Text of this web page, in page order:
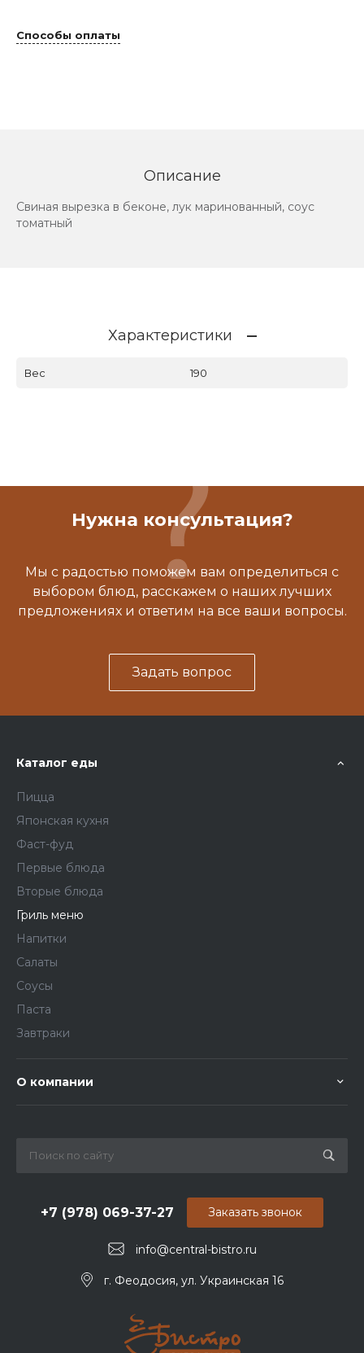
Способы оплаты
Описание
Свиная вырезка в беконе, лук маринованный, соус
томатный
Характеристики
Вес 190
Нужна консультация?
Мы с радостью поможем вам определиться с
выбором блюд, расскажем о наших лучших
предложениях и ответим на все ваши вопросы.
Задать вопрос
Каталог еды
Пицца
Японская кухня
Фаст-фуд
Первые блюда
Вторые блюда
Гриль меню
Напитки
Салаты
Соусы
Паста
Завтраки
О компании
info@central-bistro.ru
+7 (978) 069-37-27
г. Феодосия, ул. Украинская 16
Заказать звонок